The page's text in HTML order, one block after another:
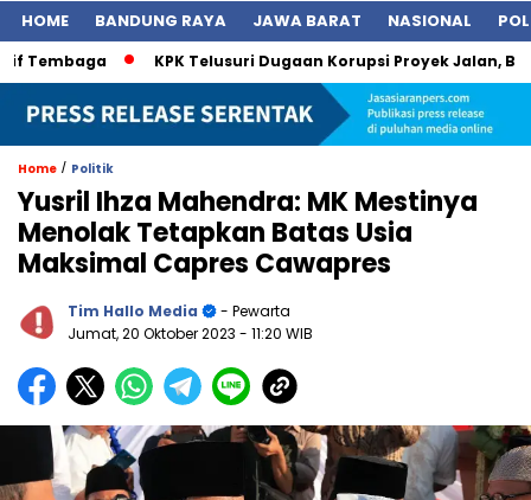
HOME BANDUNG RAYA JAWA BARAT NASIONAL
KPK Telusuri Dugaan Korupsi Proyek Jalan,
Home / Politik
Yusril Ihza Mahendra: MK Mestinya
Menolak Tetapkan Batas Usia
Maksimal Capres Cawapres
Tim Hallo Media
- Pewarta
Jumat, 20 Oktober 2023 - 11:20 WIB